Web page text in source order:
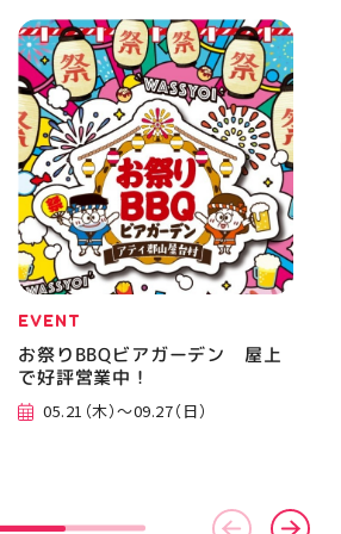
ぶらBBQ #お盆 #夏休み #郡山
ランチ #郡山ディナー #家族で
おでかけ #夏の思い出 #BBQ
EVENT
お祭りBBQビアガーデン 屋上
で好評営業中！
05.21（木）～09.27（日）